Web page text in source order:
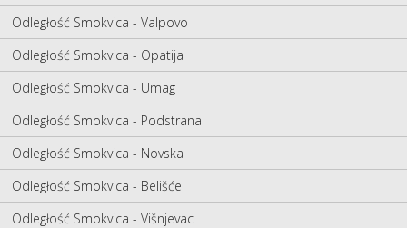
Odległość Smokvica - Valpovo
Odległość Smokvica - Opatija
Odległość Smokvica - Umag
Odległość Smokvica - Podstrana
Odległość Smokvica - Novska
Odległość Smokvica - Belišće
Odległość Smokvica - Višnjevac